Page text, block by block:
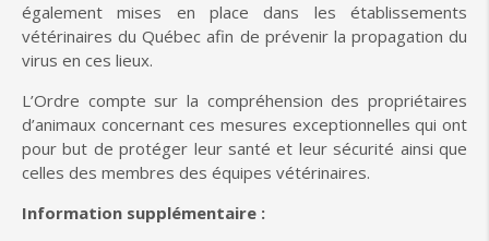
également mises en place dans les établissements
vétérinaires du Québec afin de prévenir la propagation du
virus en ces lieux.
L’Ordre compte sur la compréhension des propriétaires
d’animaux concernant ces mesures exceptionnelles qui ont
pour but de protéger leur santé et leur sécurité ainsi que
celles des membres des équipes vétérinaires.
Information supplémentaire :